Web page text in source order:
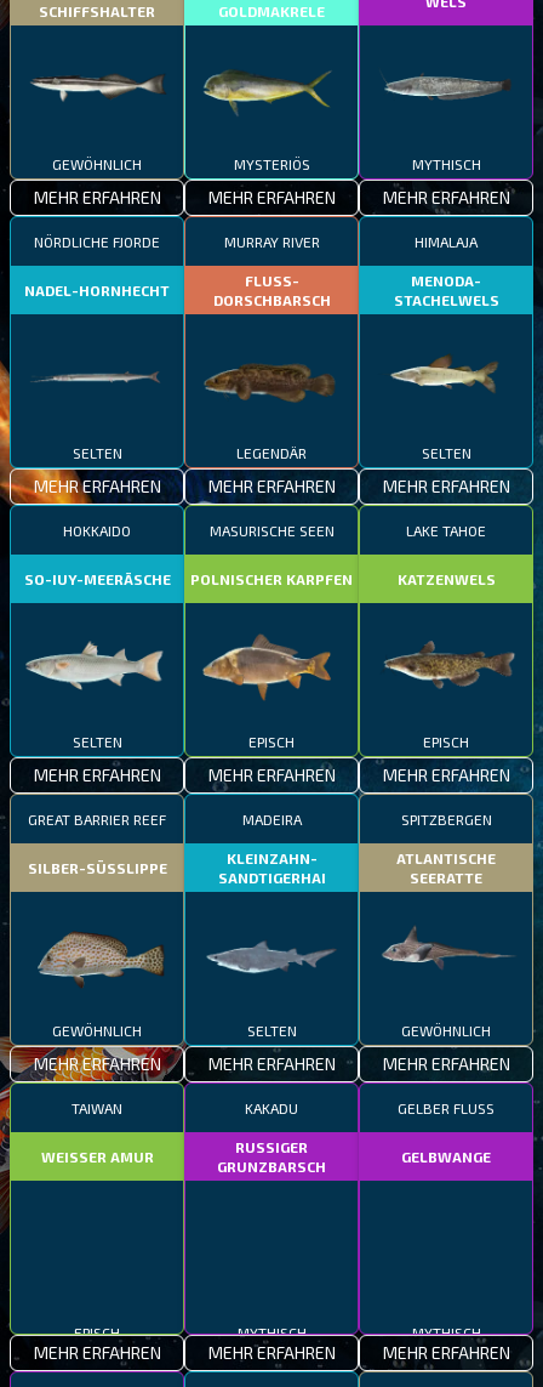
SCHIFFSHALTER
GEWÖHNLICH
MEHR ERFAHREN
GOLDMAKRELE
MYSTERIÖS
MEHR ERFAHREN
MYTHISCH
MEHR ERFAHREN
NÖRDLICHE FJORDE
NADEL-HORNHECHT
SELTEN
MEHR ERFAHREN
MURRAY RIVER
FLUSS-
DORSCHBARSCH
LEGENDÄR
MEHR ERFAHREN
HIMALAJA
MENODA-
STACHELWELS
SELTEN
MEHR ERFAHREN
HOKKAIDO
SO-IUY-MEERÄSCHE
SELTEN
MEHR ERFAHREN
MASURISCHE SEEN
POLNISCHER KARPFEN
EPISCH
MEHR ERFAHREN
LAKE TAHOE
KATZENWELS
EPISCH
MEHR ERFAHREN
GREAT BARRIER REEF
SILBER-SÜSSLIPPE
GEWÖHNLICH
MEHR ERFAHREN
MADEIRA
KLEINZAHN-
SANDTIGERHAI
SELTEN
MEHR ERFAHREN
SPITZBERGEN
ATLANTISCHE
SEERATTE
GEWÖHNLICH
MEHR ERFAHREN
TAIWAN
WEISSER AMUR
MEHR ERFAHREN
KAKADU
RUSSIGER
GRUNZBARSCH
MEHR ERFAHREN
GELBER FLUSS
GELBWANGE
MEHR ERFAHREN